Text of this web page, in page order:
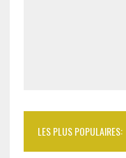
LES PLUS POPULAIRES: